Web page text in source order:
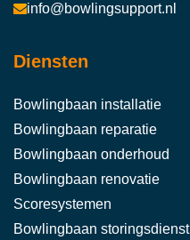
info@bowlingsupport.nl
Diensten
Bowlingbaan installatie
Bowlingbaan reparatie
Bowlingbaan onderhoud
Bowlingbaan renovatie
Scoresystemen
Bowlingbaan storingsdienst